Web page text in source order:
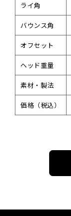
ライ角
バウンス角
オフセット
ヘッド重量
素材・製法
価格（税込）